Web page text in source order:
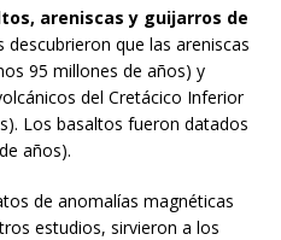
areniscas y guijarros de
descubrieron que las areniscas
95 millones de años) y
del Cretácico Inferior
Los basaltos fueron datados
años).
de anomalías magnéticas
estudios, sirvieron a los